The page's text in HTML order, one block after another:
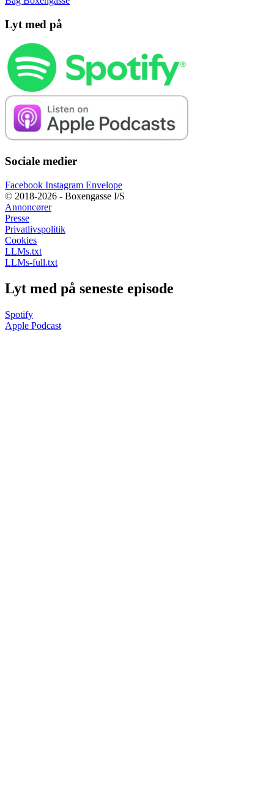
Lyt med på
Sociale medier
Facebook Instagram Envelope
© 2018-2026 - Boxengasse I/S
Annoncører
Presse
Privatlivspolitik
Cookies
LLMs.txt
LLMs-full.txt
Lyt med på seneste episode
Spotify
Apple Podcast